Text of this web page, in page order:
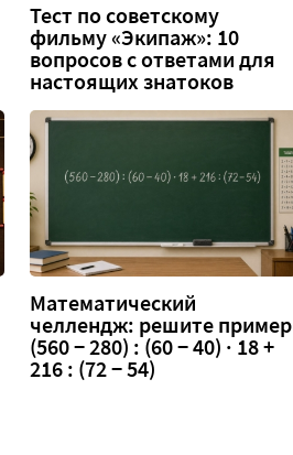
Тест по советскому
фильму «Экипаж»: 10
вопросов с ответами для
настоящих знатоков
Математический
челлендж: решите пример
(560 − 280) : (60 − 40) · 18 +
216 : (72 − 54)